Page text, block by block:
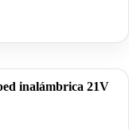
inalámbrica 21V